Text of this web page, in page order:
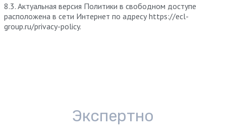
8.3. Актуальная версия Политики в свободном доступе
расположена в сети Интернет по адресу https://ecl-
group.ru/privacy-policy.
Экспертно